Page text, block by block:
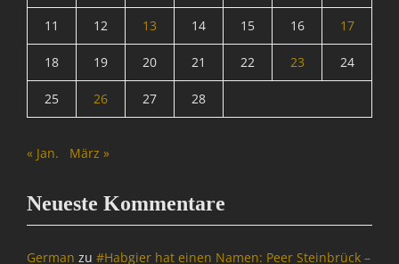
i
n
N
c
r
h
t
11 12 13 14 15 16 17
18 19 20 21 22 23 24
25 26 27 28
« Jan. März »
Neueste Kommentare
German zu #Habgier hat einen Namen: Peer Steinbrück –